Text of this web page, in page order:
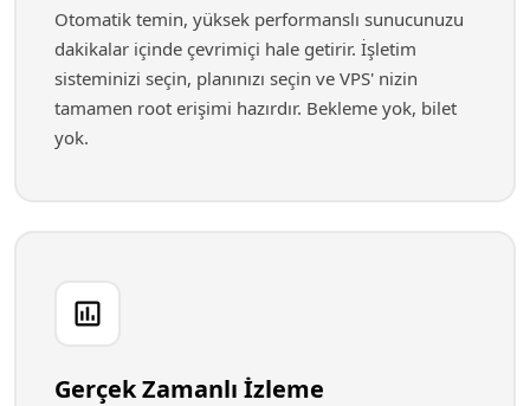
Otomatik temin, yüksek performanslı sunucunuzu
dakikalar içinde çevrimiçi hale getirir. İşletim
sisteminizi seçin, planınızı seçin ve VPS' nizin
tamamen root erişimi hazırdır. Bekleme yok, bilet
yok.
Gerçek Zamanlı İzleme